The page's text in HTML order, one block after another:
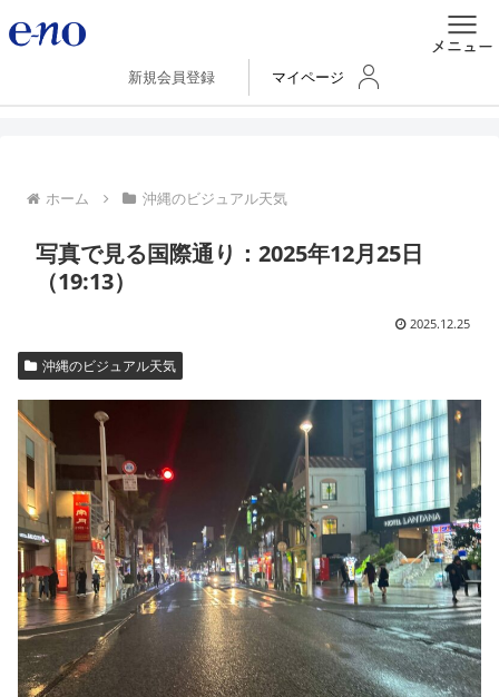
新規会員登録 マイページ
ホーム 沖縄のビジュアル天気
写真で見る国際通り：2025年12月25日
（19:13）
2025.12.25
沖縄のビジュアル天気